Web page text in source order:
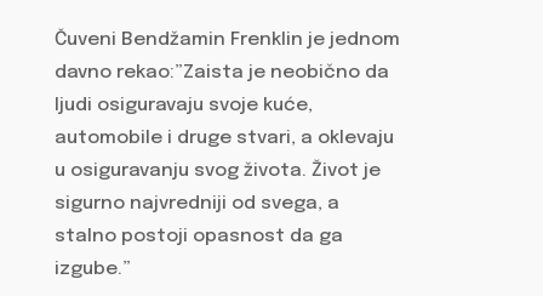
Čuveni Bendžamin Frenklin je jednom
davno rekao:”Zaista je neobično da
ljudi osiguravaju svoje kuće,
automobile i druge stvari, a oklevaju
u osiguravanju svog života. Život je
sigurno najvredniji od svega, a
stalno postoji opasnost da ga
izgube.”